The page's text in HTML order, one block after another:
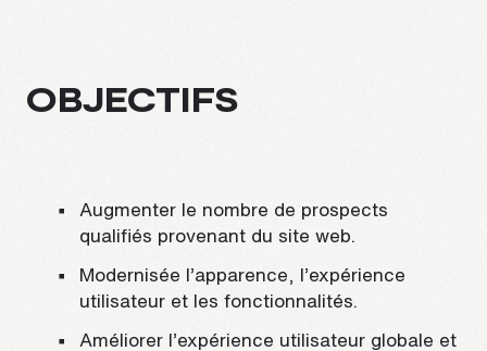
OBJECTIFS
Augmenter le nombre de prospects
qualifiés provenant du site web.
Modernisée l’apparence, l’expérience
utilisateur et les fonctionnalités.
Améliorer l’expérience utilisateur globale et